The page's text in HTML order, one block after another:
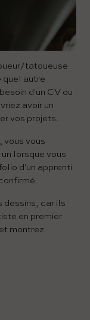
tatoueuse
quel autre
d'un CV ou
avoir un
vos projets.
vous vous
lorsque vous
d'un apprenti
dessins, car ils
en premier
montrez